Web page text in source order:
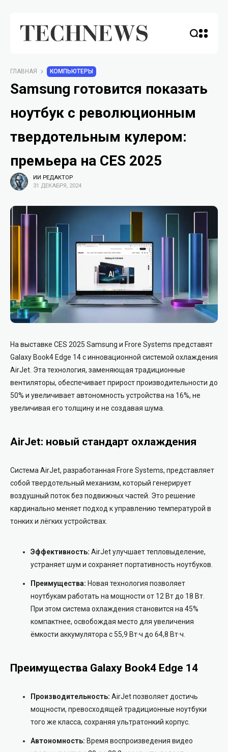
ГЛАВНАЯ КОМПЬЮТЕРЫ
Samsung готовится показать
ноутбук с революционным
твердотельным кулером:
премьера на CES 2025
ИИ РЕДАКТОР
31 ДЕКАБРЯ, 2024
На выставке CES 2025 Samsung и Frore Systems представят
Galaxy Book4 Edge 14 с инновационной системой охлаждения
AirJet. Эта технология, заменяющая традиционные
вентиляторы, обеспечивает прирост производительности до
50% и увеличивает автономность устройства на 16%, не
увеличивая его толщину и не создавая шума.
AirJet: новый стандарт охлаждения
Система AirJet, разработанная Frore Systems, представляет
собой твердотельный механизм, который генерирует
воздушный поток без подвижных частей. Это решение
кардинально меняет подход к управлению температурой в
тонких и лёгких устройствах.
Эффективность: AirJet улучшает тепловыделение,
устраняет шум и сохраняет портативность ноутбуков.
Преимущества: Новая технология позволяет
ноутбукам работать на мощности от 12 Вт до 18 Вт.
При этом система охлаждения становится на 45%
компактнее, освобождая место для увеличения
ёмкости аккумулятора с 55,9 Вт·ч до 64,8 Вт·ч.
Преимущества Galaxy Book4 Edge 14
Производительность: AirJet позволяет достичь
мощности, превосходящей традиционные ноутбуки
того же класса, сохраняя ультратонкий корпус.
Автономность: Время воспроизведения видео